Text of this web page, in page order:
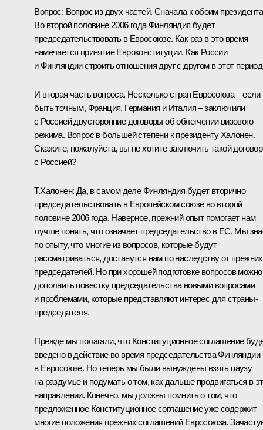
Вопрос: Вопрос из двух частей. Сначала к обоим
Во второй половине 2006 года Финляндия будет
председательствовать в Евросоюзе. Как раз в это время
намечается принятие Евроконституции. Как России
и Финляндии строить отношения друг с другом в этот
И вторая часть вопроса. Несколько стран Евросоюза – если
быть точным, Франция, Германия и Италия – заключили
с Россией двусторонние договоры об облегчении визового
режима. Вопрос в большей степени к президенту Халонен.
Скажите, пожалуйста, вы не хотите заключить такой договор
с Россией?
Т.Халонен: Да, в самом деле Финляндия будет вторично
председательствовать в Европейском союзе во второй
половине 2006 года. Наверное, прежний опыт помогает нам
лучше понять, что означает председательство в ЕС. Мы
по опыту, что многие из вопросов, которые будут
рассматриваться, достанутся нам по наследству от прежних
председателей. Но при хорошей подготовке вопросов можно
дополнить повестку председательства новыми вопросами
и проблемами, которые представляют интерес для страны-
председателя.
Прежде мы полагали, что Конституционное соглашение
введено в действие во время председательства Финляндии
в Евросоюзе. Но теперь мы были вынуждены взять паузу
на раздумье и подумать о том, как дальше продвигаться в
направлении. Конечно, мы должны помнить о том, что
предложенное Конституционное соглашение уже содержит
многие положения прежних соглашений Евросоюза.